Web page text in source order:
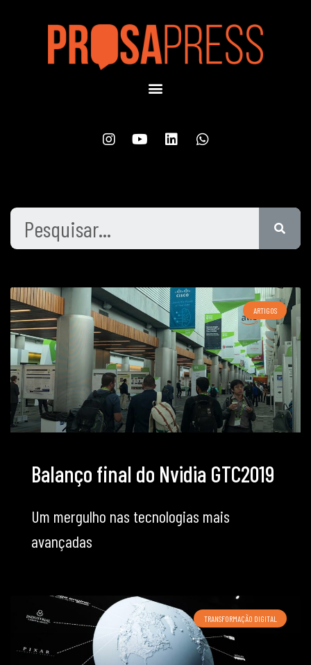
ARTIGOS
Balanço final do Nvidia GTC2019
Um mergulho nas tecnologias mais
avançadas
TRANSFORMAÇÃO DIGITAL